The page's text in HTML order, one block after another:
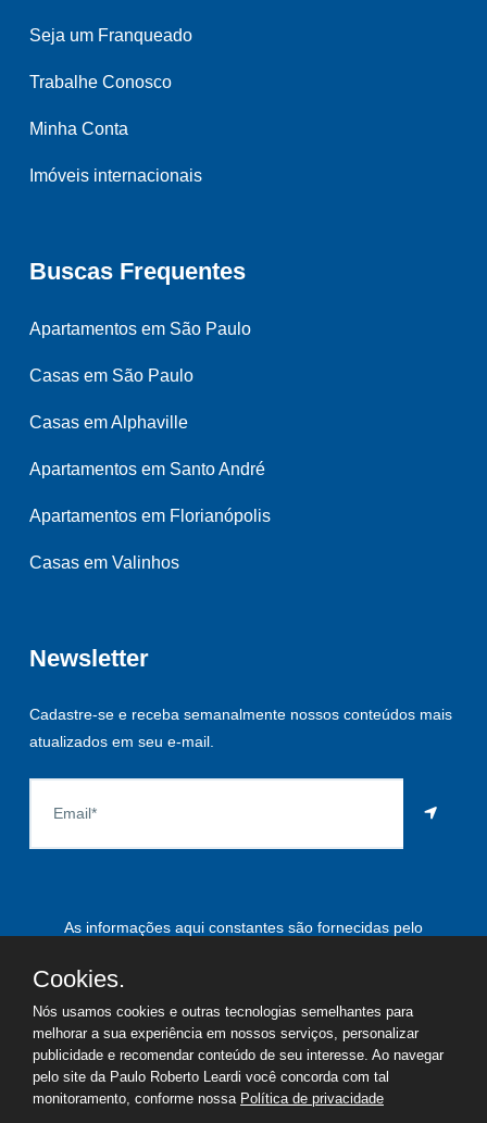
Seja um Franqueado
Trabalhe Conosco
Minha Conta
Imóveis internacionais
Buscas Frequentes
Apartamentos em São Paulo
Casas em São Paulo
Casas em Alphaville
Apartamentos em Santo André
Apartamentos em Florianópolis
Casas em Valinhos
Newsletter
Cadastre-se e receba semanalmente nossos conteúdos mais
atualizados em seu e-mail.
As informações aqui constantes são fornecidas pelo
©2026 Copyright - Paulo Roberto Leardi | Todos os direitos
reservados
Cookies.
Nós usamos cookies e outras tecnologias semelhantes para
melhorar a sua experiência em nossos serviços, personalizar
publicidade e recomendar conteúdo de seu interesse. Ao navegar
pelo site da Paulo Roberto Leardi você concorda com tal
monitoramento, conforme nossa Política de privacidade